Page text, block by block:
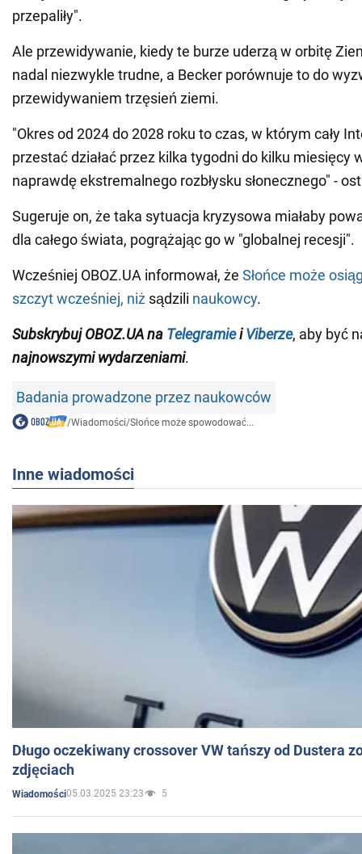
przepaliły".
Ale przewidywanie, kiedy te burze uderzą w orbitę
nadal niezwykle trudne, a Becker porównuje to do
przewidywaniem trzęsień ziemi.
"Okres od 2024 do 2028 roku to czas, w którym cały
przestać działać przez kilka tygodni do kilku miesięcy
naprawdę ekstremalnego rozbłysku słonecznego" -
Sugeruje on, że taka sytuacja kryzysowa miałaby
dla całego świata, pogrążając go w "globalnej recesji".
Wcześniej OBOZ.UA informował, że Słońce może
szczyt wcześniej, niż sądzili naukowcy.
Subskrybuj OBOZ.UA na TelegramieiViberze, aby być
najnowszymi wydarzeniami.
Badania prowadzone przez naukowców
/Wiadomości/Słońce może spowodować...
Inne wiadomości
Długo oczekiwany crossover VW tańszy od Dustera
zdjęciach
Wiadomości05.03.2025 23:23 5